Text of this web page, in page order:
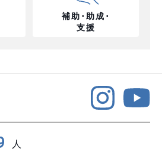
補助･助成･
支援
人